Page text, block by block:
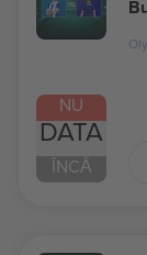
NU
DATA
ÎNCĂ